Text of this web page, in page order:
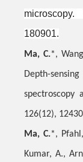
microscopy.
180901.
Ma, C.*,
Depth-
spectroscopy
126(12),
Ma, C.*,
Kumar, A.,